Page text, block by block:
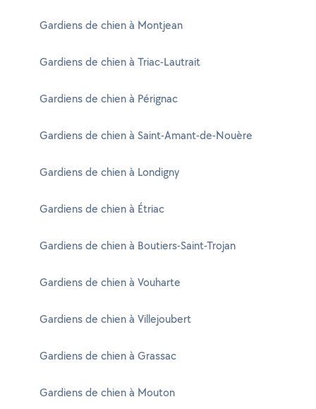
Gardiens de chien à Montjean
Gardiens de chien à Triac-Lautrait
Gardiens de chien à Pérignac
Gardiens de chien à Saint-Amant-de-Nouère
Gardiens de chien à Londigny
Gardiens de chien à Étriac
Gardiens de chien à Boutiers-Saint-Trojan
Gardiens de chien à Vouharte
Gardiens de chien à Villejoubert
Gardiens de chien à Grassac
Gardiens de chien à Mouton